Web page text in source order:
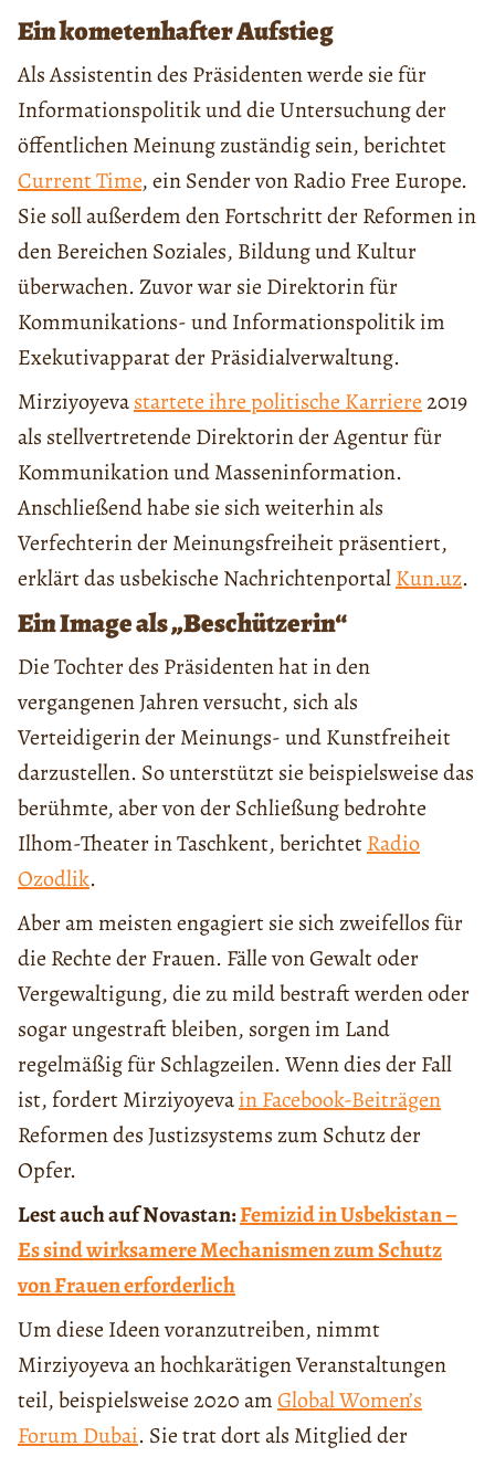
Ein kometenhafter Aufstieg
Als Assistentin des Präsidenten werde sie für
Informationspolitik und die Untersuchung der
öffentlichen Meinung zuständig sein, berichtet
Current Time, ein Sender von Radio Free Europe.
Sie soll außerdem den Fortschritt der Reformen in
den Bereichen Soziales, Bildung und Kultur
überwachen. Zuvor war sie Direktorin für
Kommunikations- und Informationspolitik im
Exekutivapparat der Präsidialverwaltung.
Mirziyoyevastartete ihre politische Karriere2019
als stellvertretende Direktorin der Agentur für
Kommunikation und Masseninformation.
Anschließend habe sie sich weiterhin als
Verfechterin der Meinungsfreiheit präsentiert,
erklärt das usbekische NachrichtenportalKun.uz.
Ein Image als „Beschützerin“
Die Tochter des Präsidenten hat in den
vergangenen Jahren versucht, sich als
Verteidigerin der Meinungs- und Kunstfreiheit
darzustellen. So unterstützt sie beispielsweise das
berühmte, aber von der Schließung bedrohte
Ilhom-Theater in Taschkent, berichtetRadio
Ozodlik.
Aber am meisten engagiert sie sich zweifellos für
die Rechte der Frauen. Fälle von Gewalt oder
Vergewaltigung, die zu mild bestraft werden oder
sogar ungestraft bleiben, sorgen im Land
regelmäßig für Schlagzeilen. Wenn dies der Fall
ist, fordert Mirziyoyevain Facebook-Beiträgen
Reformen des Justizsystems zum Schutz der
Opfer.
Lest auch auf Novastan:Femizid in Usbekistan –
Es sind wirksamere Mechanismen zum Schutz
von Frauen erforderlich
Um diese Ideen voranzutreiben, nimmt
Mirziyoyeva an hochkarätigen Veranstaltungen
teil, beispielsweise 2020 amGlobal Women’s
Forum Dubai. Sie trat dort als Mitglied der